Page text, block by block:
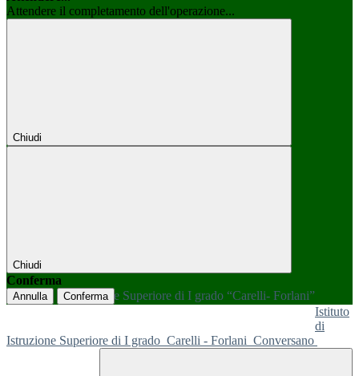
Attendere il completamento dell'operazione...
Chiudi
Chiudi
Conferma
Annulla Conferma
Istituto
di
Istruzione Superiore di I grado Carelli - Forlani Conversano